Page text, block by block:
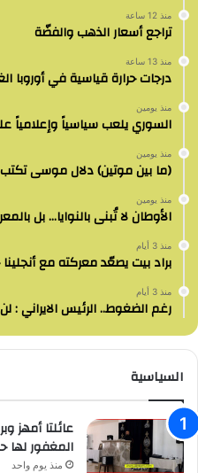
منذ 12 ساعة
تراجع أسعار الذهب والفضّة
منذ 13 ساعة
درجات حرارة قياسية في أوروبا
منذ يومين
السوري يلعب سياسياً وإعلامياً
منذ يومين
(ما بين موتين) دلال موسى
منذ يومين
الأوطان لا تُبنى بالنوايا… بل
منذ 3 أيام
براد بيت يصعّد معركته مع
منذ 3 أيام
رغم الضغوط.. الرئيس الايراني :
السياسية
عائلتا أمهز
المغفور لها
منذ يوم واحد